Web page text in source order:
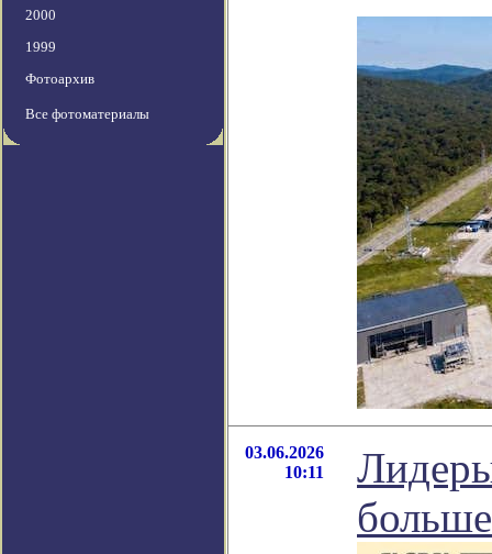
2000
1999
Фотоархив
Все фотоматериалы
03.06.2026
10:11